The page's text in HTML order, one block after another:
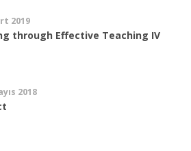
2019
through Effective Teaching IV
2018